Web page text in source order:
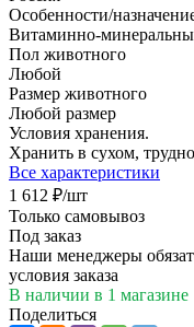
Особенности/
Витаминно-
Пол животного
Любой
Размер животного
Любой размер
Условия хранения.
Хранить в сухом,
Все характеристики
1 612 ₽/шт
Только самовывоз
Под заказ
Наши менеджеры
условия заказа
В наличии в 1 магазине
Поделиться